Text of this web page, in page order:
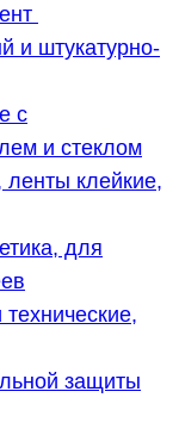
и штукатурно-
с
и стеклом
клейкие,
для
защиты